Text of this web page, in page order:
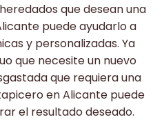
que desean una
puede ayudarlo a
y personalizadas. Ya
que necesite un nuevo
que requiera una
en Alicante puede
el resultado deseado.